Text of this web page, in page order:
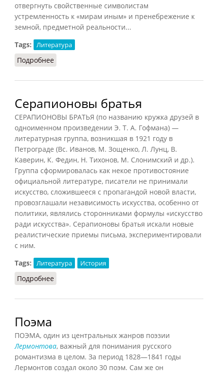
отвергнуть свойственные символистам
устремленность к «мирам иным» и пренебрежение к
земной, предметной реальности...
Tags:
Литература
Подробнее
Серапионовы братья
СЕРАПИОНОВЫ БРАТЬЯ (по названию кружка друзей в
одноименном произведении Э. Т. А. Гофмана) —
литературная группа, возникшая в 1921 году в
Петрограде (Вс. Иванов, М. Зощенко, Л. Лунц, В.
Каверин, К. Федин, Н. Тихонов, М. Слонимский и др.).
Группа сформировалась как некое противостояние
официальной литературе, писатели не принимали
искусство, сложившееся с пропагандой новой власти,
провозглашали независимость искусства, особенно от
политики, являлись сторонниками формулы «искусство
ради искусства». Серапионовы братья искали новые
реалистические приемы письма, экспериментировали
с ним.
Tags:
Литература История
Подробнее
Поэма
ПОЭМА, один из центральных жанров поэзии
Лермонтова, важный для понимания русского
романтизма в целом. За период 1828—1841 годы
Лермонтов создал около 30 поэм. Сам же он